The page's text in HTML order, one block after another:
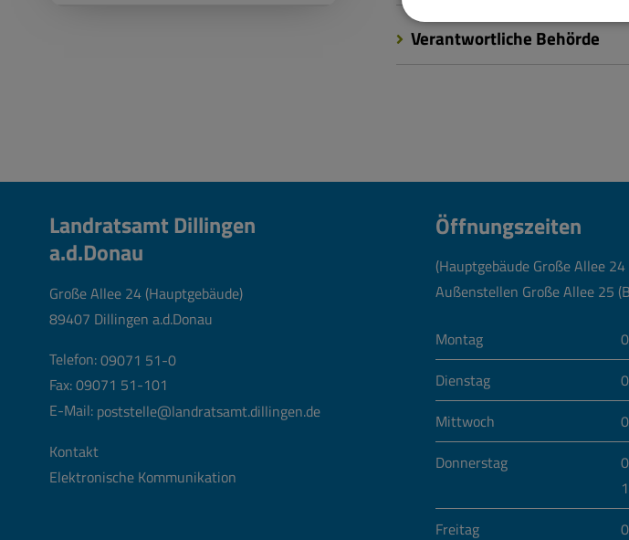
Verantwortliche Behörde
Landratsamt Dillingen
a.d.Donau
Große Allee 24 (Hauptgebäude)
89407 Dillingen a.d.Donau
Telefon:09071 51-0
Fax: 09071 51-101
E-Mail: poststelle@landratsamt.dillingen.de
Kontakt
Elektronische Kommunikation
Öffnungszeiten
(Hauptgebäude Große Allee
Außenstellen Große Allee 25
Montag
Dienstag
Mittwoch
Donnerstag
Freitag